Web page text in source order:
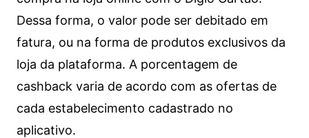
Dessa forma, o valor pode ser debitado em
fatura, ou na forma de produtos exclusivos da
loja da plataforma. A porcentagem de
cashback varia de acordo com as ofertas de
cada estabelecimento cadastrado no
aplicativo.